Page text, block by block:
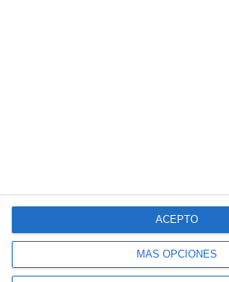
MÁS OPCIONES
ACEPTO